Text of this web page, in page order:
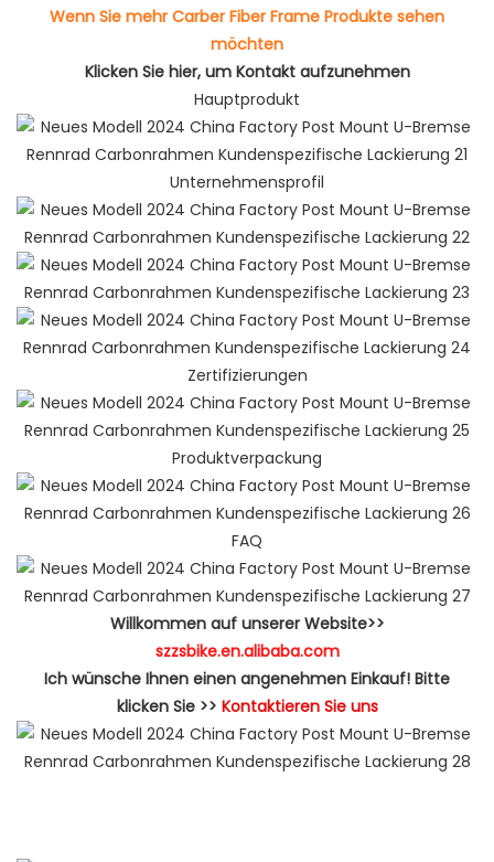
Wenn Sie mehr Carber Fiber Frame Produkte sehen
möchten
Klicken Sie hier, um Kontakt aufzunehmen
Hauptprodukt
Unternehmensprofil
Zertifizierungen
Produktverpackung
FAQ
Willkommen auf unserer Website>>
szzsbike.en.alibaba.com
Ich wünsche Ihnen einen angenehmen Einkauf! Bitte
klicken Sie >> Kontaktieren Sie uns